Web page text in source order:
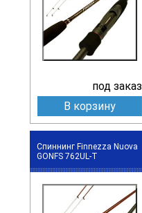
под заказ
В корзину
Спиннинг Finnezza Nuova
GONFS 762UL-T